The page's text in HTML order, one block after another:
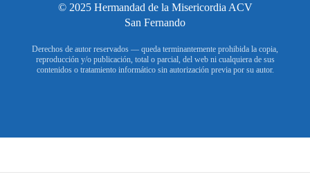
© 2025 Hermandad de la Misericordia ACV
San Fernando
Derechos de autor reservados — queda terminantemente prohibida la copia,
reproducción y/o publicación, total o parcial, del web ni cualquiera de sus
contenidos o tratamiento informático sin autorización previa por su autor.